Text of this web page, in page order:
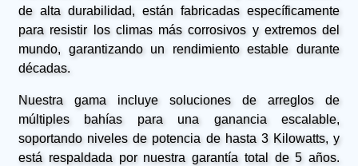
de alta durabilidad, están fabricadas específicamente
para resistir los climas más corrosivos y extremos del
mundo, garantizando un rendimiento estable durante
décadas.
Nuestra gama incluye soluciones de arreglos de
múltiples bahías para una ganancia escalable,
soportando niveles de potencia de hasta 3 Kilowatts, y
está respaldada por nuestra garantía total de 5 años.